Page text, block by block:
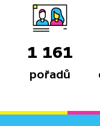
1 161
pořadů